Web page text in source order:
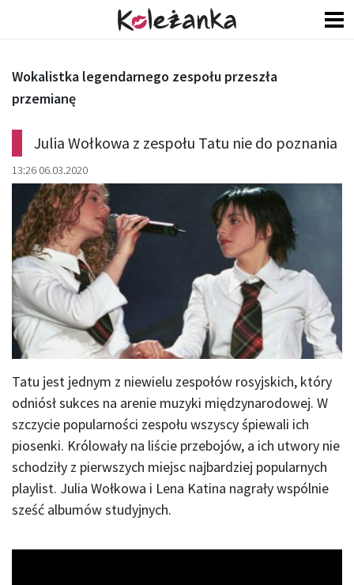
Julia Wołkowa z zespołu Tatu nie do poznania
13:26 06.03.2020
Wokalistka legendarnego zespołu przeszła
przemianę
Tatu jest jednym z niewielu zespołów rosyjskich, który
odniósł sukces na arenie muzyki międzynarodowej. W
szczycie popularności zespołu wszyscy śpiewali ich
piosenki. Królowały na liście przebojów, a ich utwory nie
schodziły z pierwszych miejsc najbardziej popularnych
playlist. Julia Wołkowa i Lena Katina nagrały wspólnie
sześć albumów studyjnych.